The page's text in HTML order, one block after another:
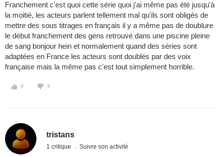
Franchement c'est quoi cette série quoi j'ai même pas été jusqu'à
la moitié, les acteurs parlent tellement mal qu'ils sont obligés de
mettre des sous titrages en français il y a même pas de doublure
le début franchement des gens retrouvé dans une piscine pleine
de sang bonjour hein et normalement quand des séries sont
adaptées en France les acteurs sont doublés par des voix
française mais la même pas c'est tout simplement horrible.
0 5
tristans
1 critique Suivre son activité